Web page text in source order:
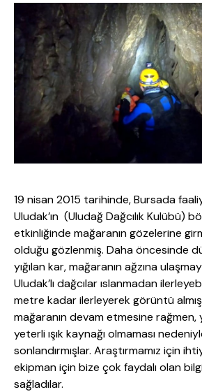
19 nisan 2015 tarihinde, Bursada
Uludak’ın (Uludağ Dağcılık Kulübü)
etkinliğinde mağaranın gözelerine
olduğu gözlenmiş. Daha öncesinde
yığılan kar, mağaranın ağzına
Uludak’lı dağcılar ıslanmadan
metre kadar ilerleyerek görüntü
mağaranın devam etmesine rağmen,
yeterli ışık kaynağı olmaması
sonlandırmışlar. Araştırmamız için
ekipman için bize çok faydalı olan
sağladılar.